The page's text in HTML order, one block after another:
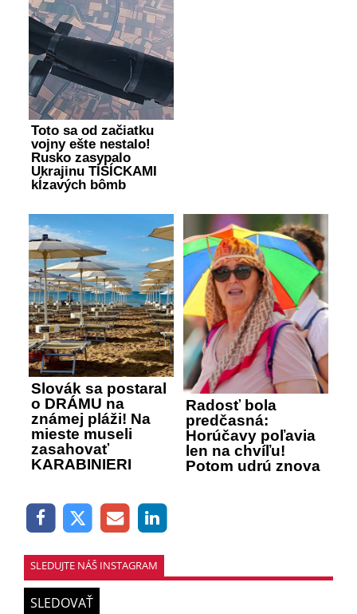
Toto sa od začiatku
vojny ešte nestalo!
Rusko zasypalo
Ukrajinu TISÍCKAMI
kĺzavých bômb
Slovák sa postaral
o DRÁMU na
známej pláži! Na
mieste museli
zasahovať
KARABINIERI
Radosť bola
predčasná:
Horúčavy poľavia
len na chvíľu!
Potom udrú znova
SLEDUJTE NÁŠ INSTAGRAM
SLEDOVAŤ